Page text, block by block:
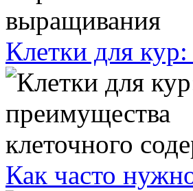
Клетки для
Как часто